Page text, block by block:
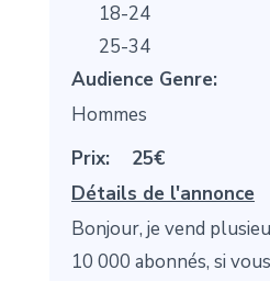
18-24
25-34
Audience Genre:
Hommes
Prix:
25€
Détails de l'annonce
Bonjour, je vend
10 000 abonnés, si